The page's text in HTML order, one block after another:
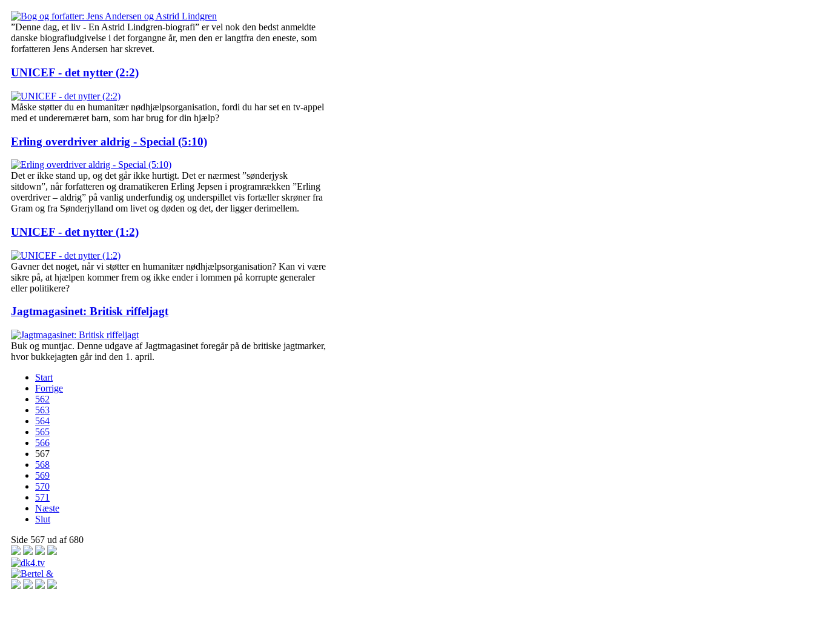
”Denne dag, et liv - En Astrid Lindgren-biografi” er vel nok den bedst anmeldte
danske biografiudgivelse i det forgangne år, men den er langtfra den eneste, som
forfatteren Jens Andersen har skrevet.
UNICEF - det nytter (2:2)
Måske støtter du en humanitær nødhjælpsorganisation, fordi du har set en tv-appel
med et underernæret barn, som har brug for din hjælp?
Erling overdriver aldrig - Special (5:10)
Det er ikke stand up, og det går ikke hurtigt. Det er nærmest ”sønderjysk
sitdown”, når forfatteren og dramatikeren Erling Jepsen i programrækken ”Erling
overdriver – aldrig” på vanlig underfundig og underspillet vis fortæller skrøner fra
Gram og fra Sønderjylland om livet og døden og det, der ligger derimellem.
UNICEF - det nytter (1:2)
Gavner det noget, når vi støtter en humanitær nødhjælpsorganisation? Kan vi være
sikre på, at hjælpen kommer frem og ikke ender i lommen på korrupte generaler
eller politikere?
Jagtmagasinet: Britisk riffeljagt
Buk og muntjac. Denne udgave af Jagtmagasinet foregår på de britiske jagtmarker,
hvor bukkejagten går ind den 1. april.
Start
Forrige
562
563
564
565
566
567
568
569
570
571
Næste
Slut
Side 567 ud af 680